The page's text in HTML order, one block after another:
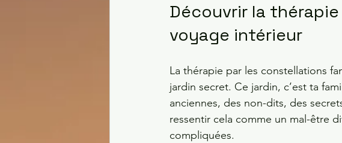
Découvrir la
voyage intérieur
La thérapie par les constellations
jardin secret. Ce jardin, c’est ta
anciennes, des non-dits, des
ressentir cela comme un mal-être
compliquées.